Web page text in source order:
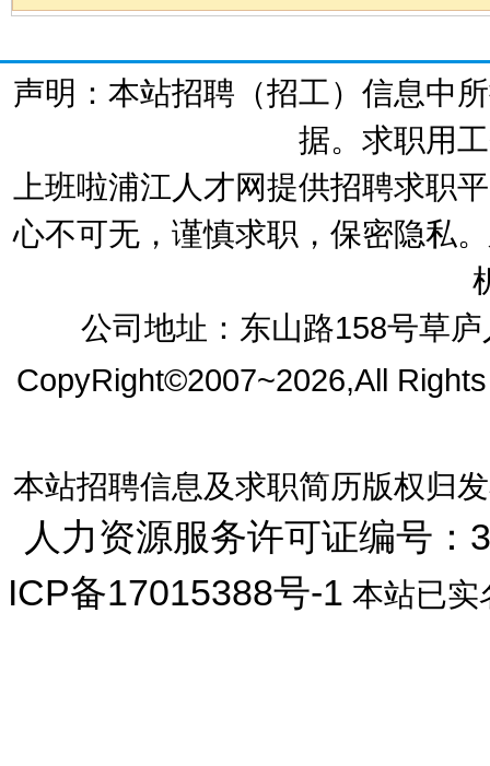
声明：本站招聘（招工）信息中
据。求职用
上班啦浦江人才网提供招聘求职
心不可无，谨慎求职，保密隐私
公司地址：东山路158号草
CopyRight©2007~2026,All
本站招聘信息及求职简历版权归
人力资源服务许可证编号
ICP备17015388号-1 本站已